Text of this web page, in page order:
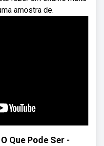
amostra de.
Que Pode Ser -